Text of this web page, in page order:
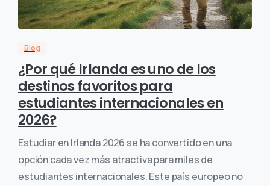
Blog
¿Por qué Irlanda es uno de los
destinos favoritos para
estudiantes internacionales en
2026?
Estudiar en Irlanda 2026 se ha convertido en una
opción cada vez más atractiva para miles de
estudiantes internacionales. Este país europeo no